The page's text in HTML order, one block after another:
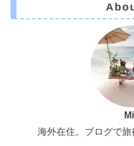
海外在住。ブログで旅